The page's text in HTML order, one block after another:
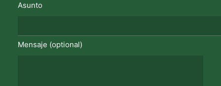
Asunto
Mensaje (optional)